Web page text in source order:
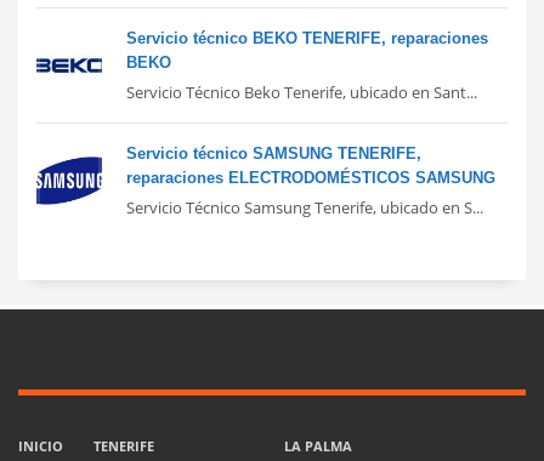
Servicio técnico BEKO TENERIFE, reparaciones
BEKO
Servicio Técnico Beko Tenerife, ubicado en Sant...
Servicio técnico SAMSUNG TENERIFE,
reparaciones ELECTRODOMÉSTICOS SAMSUNG
Servicio Técnico Samsung Tenerife, ubicado en S...
INICIO
TENERIFE
LA PALMA